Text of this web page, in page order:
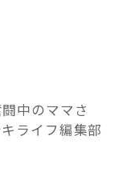
え相談
中のママさ
ライフ編集部